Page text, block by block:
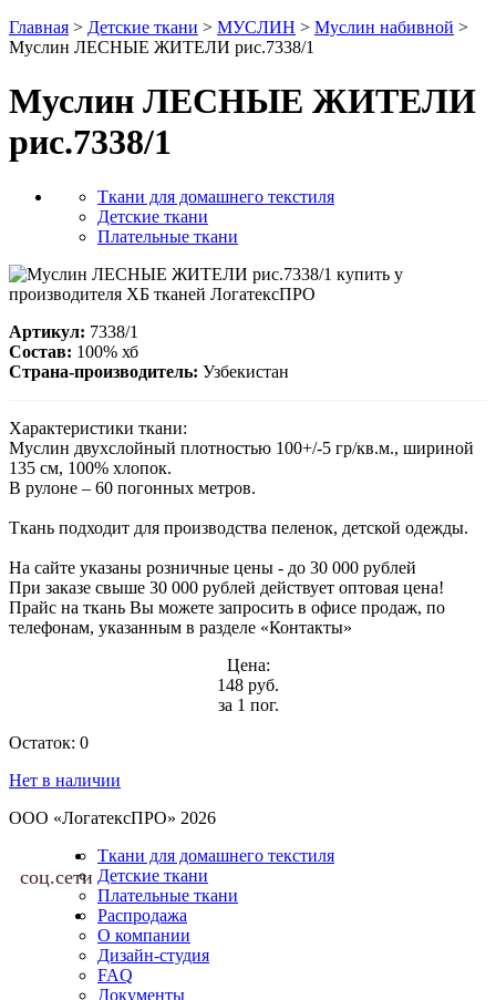
Главная > Детские ткани > МУСЛИН > Муслин набивной >
Муслин ЛЕСНЫЕ ЖИТЕЛИ рис.7338/1
Муслин ЛЕСНЫЕ ЖИТЕЛИ
рис.7338/1
Ткани для домашнего текстиля
Детские ткани
Плательные ткани
Артикул: 7338/1
Состав: 100% хб
Страна-производитель: Узбекистан
Характеристики ткани:
Муслин двухслойный плотностью 100+/-5 гр/кв.м., шириной
135 см, 100% хлопок.
В рулоне – 60 погонных метров.
Ткань подходит для производства пеленок, детской одежды.
На сайте указаны розничные цены - до 30 000 рублей
При заказе свыше 30 000 рублей действует оптовая цена!
Прайс на ткань Вы можете запросить в офисе продаж, по
телефонам, указанным в разделе «Контакты»
Цена:
148 руб.
за 1 пог.
Остаток: 0
Нет в наличии
ООО «ЛогатексПРО» 2026
соц.сети
Ткани для домашнего текстиля
Детские ткани
Плательные ткани
Распродажа
О компании
Дизайн-студия
FAQ
Документы